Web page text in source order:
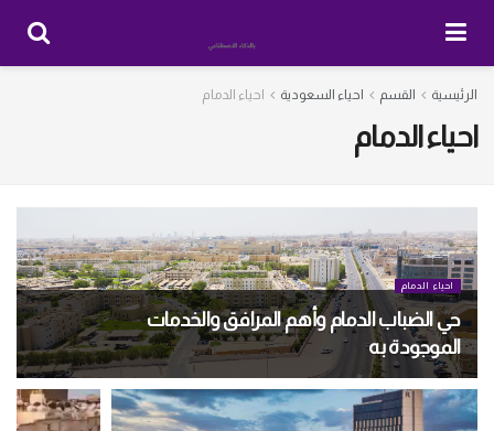
الرئيسية القسم احياء السعودية احياء الدمام
احياء الدمام
احياء الدمام
حي الضباب الدمام وأهم المرافق والخدمات
الموجودة به